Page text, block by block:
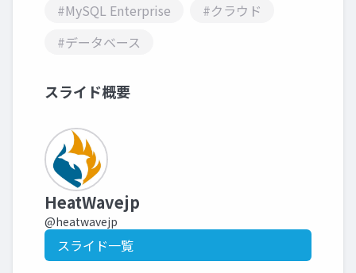
#MySQL Enterprise
#クラウド
#データベース
スライド概要
HeatWavejp
@heatwavejp
スライド一覧